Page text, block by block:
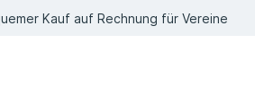
Kauf auf Rechnung für Vereine